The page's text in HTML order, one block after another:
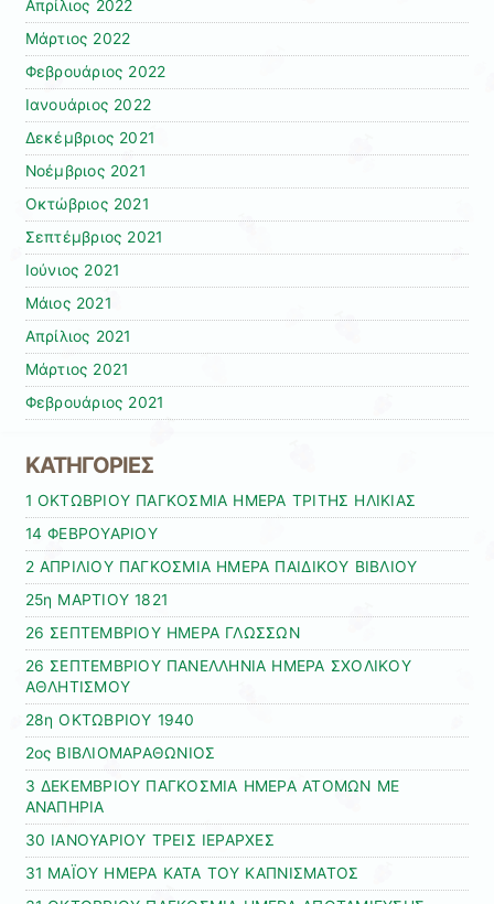
Απρίλιος 2022
Μάρτιος 2022
Φεβρουάριος 2022
Ιανουάριος 2022
Δεκέμβριος 2021
Νοέμβριος 2021
Οκτώβριος 2021
Σεπτέμβριος 2021
Ιούνιος 2021
Μάιος 2021
Απρίλιος 2021
Μάρτιος 2021
Φεβρουάριος 2021
ΚΑΤΗΓΟΡΙΕΣ
1 ΟΚΤΩΒΡΙΟΥ ΠΑΓΚΟΣΜΙΑ ΗΜΕΡΑ ΤΡΙΤΗΣ ΗΛΙΚΙΑΣ
14 ΦΕΒΡΟΥΑΡΙΟΥ
2 ΑΠΡΙΛΙΟΥ ΠΑΓΚΟΣΜΙΑ ΗΜΕΡΑ ΠΑΙΔΙΚΟΥ ΒΙΒΛΙΟΥ
25η ΜΑΡΤΙΟΥ 1821
26 ΣΕΠΤΕΜΒΡΙΟΥ ΗΜΕΡΑ ΓΛΩΣΣΩΝ
26 ΣΕΠΤΕΜΒΡΙΟΥ ΠΑΝΕΛΛΗΝΙΑ ΗΜΕΡΑ ΣΧΟΛΙΚΟΥ
ΑΘΛΗΤΙΣΜΟΥ
28η ΟΚΤΩΒΡΙΟΥ 1940
2ος ΒΙΒΛΙΟΜΑΡΑΘΩΝΙΟΣ
3 ΔΕΚΕΜΒΡΙΟΥ ΠΑΓΚΟΣΜΙΑ ΗΜΕΡΑ ΑΤΟΜΩΝ ΜΕ
ΑΝΑΠΗΡΙΑ
30 ΙΑΝΟΥΑΡΙΟΥ ΤΡΕΙΣ ΙΕΡΑΡΧΕΣ
31 ΜΑΪΟΥ ΗΜΕΡΑ ΚΑΤΑ ΤΟΥ ΚΑΠΝΙΣΜΑΤΟΣ